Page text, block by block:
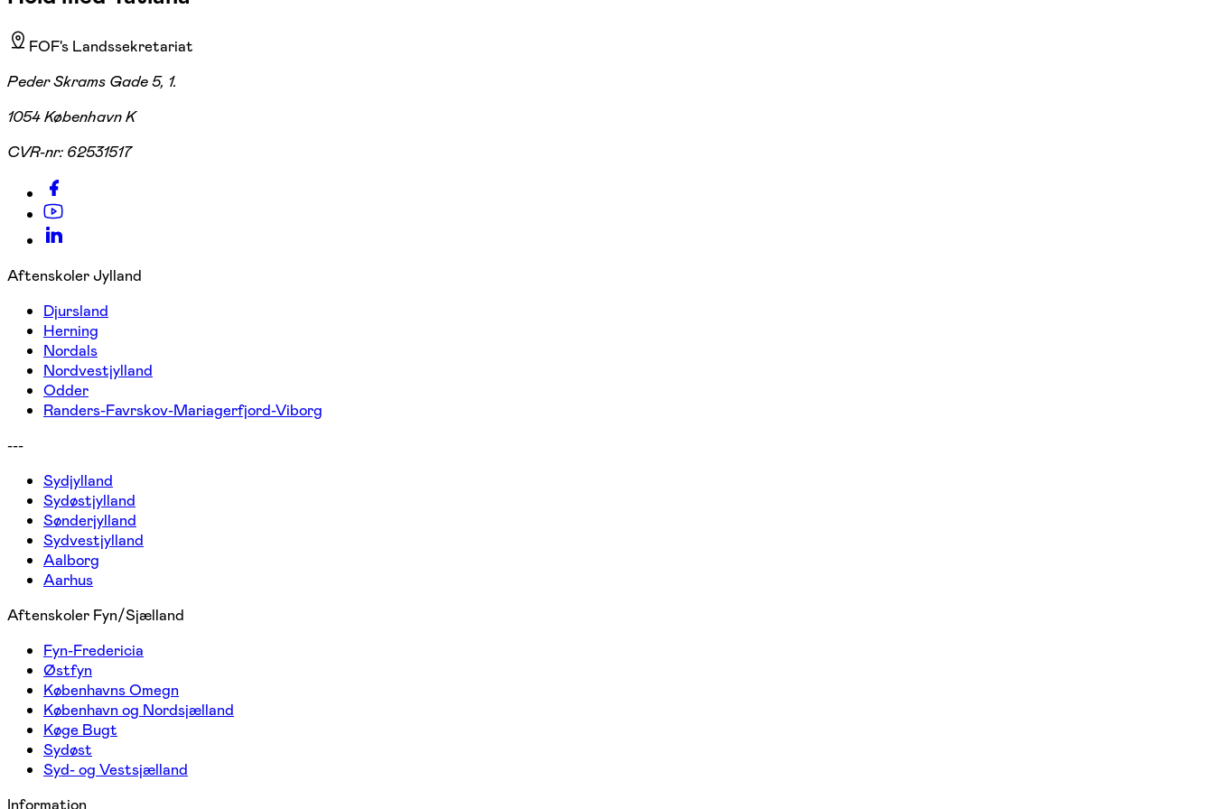
FOF's Landssekretariat
Peder Skrams Gade 5, 1.
1054 København K
CVR-nr: 62531517
Aftenskoler Jylland
Djursland
Herning
Nordals
Nordvestjylland
Odder
Randers-Favrskov-Mariagerfjord-Viborg
---
Sydjylland
Sydøstjylland
Sønderjylland
Sydvestjylland
Aalborg
Aarhus
Aftenskoler Fyn/Sjælland
Fyn-Fredericia
Østfyn
Københavns Omegn
København og Nordsjælland
Køge Bugt
Sydøst
Syd- og Vestsjælland
Information